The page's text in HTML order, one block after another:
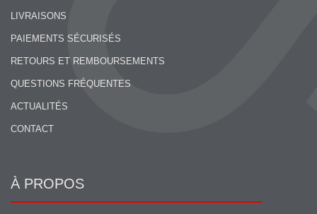
LIVRAISONS
PAIEMENTS SÉCURISÉS
RETOURS ET REMBOURSEMENTS
QUESTIONS FRÉQUENTES
ACTUALITÉS
CONTACT
À PROPOS